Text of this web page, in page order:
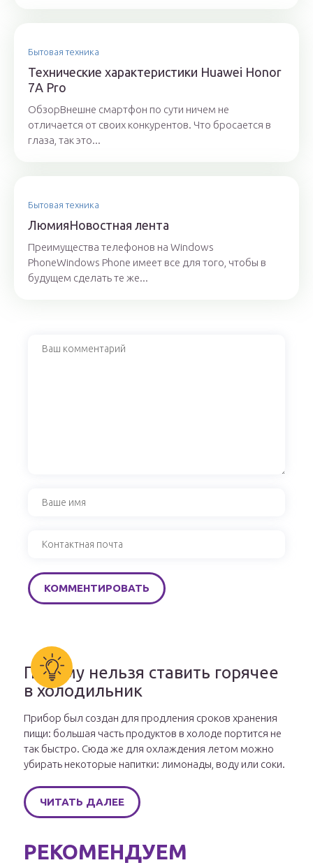
Бытовая техника
Технические характеристики Huawei Honor
7A Pro
ОбзорВнешне смартфон по сути ничем не
отличается от своих конкурентов. Что бросается в
глаза, так это...
Бытовая техника
ЛюмияНовостная лента
Преимущества телефонов на Windows
PhoneWindows Phone имеет все для того, чтобы в
будущем сделать те же...
Почему нельзя ставить горячее
в холодильник
Прибор был создан для продления сроков хранения
пищи: большая часть продуктов в холоде портится не
так быстро. Сюда же для охлаждения летом можно
убирать некоторые напитки: лимонады, воду или соки.
ЧИТАТЬ ДАЛЕЕ
РЕКОМЕНДУЕМ